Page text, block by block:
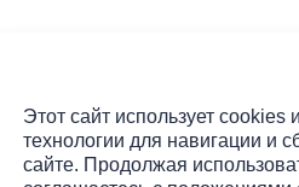
Этот сайт использует cookies
технологии для навигации и
сайте. Продолжая